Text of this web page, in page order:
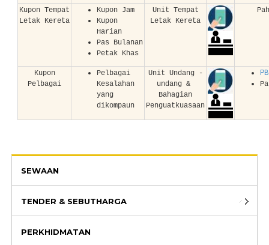
Kupon Tempat
Letak Kereta
Kupon Jam
Kupon
Harian
Pas Bulanan
Petak Khas
Unit Tempat
Letak Kereta
Kupon
Pelbagai
Pelbagai
Kesalahan
yang
dikompaun
Unit Undang -
undang &
Bahagian
Penguatkuasaan
SEWAAN
TENDER & SEBUTHARGA
PERKHIDMATAN